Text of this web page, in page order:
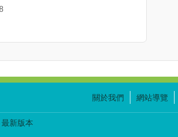
關於我們 網站導覽
新版本